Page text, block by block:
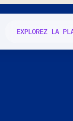
EXPLOREZ LA